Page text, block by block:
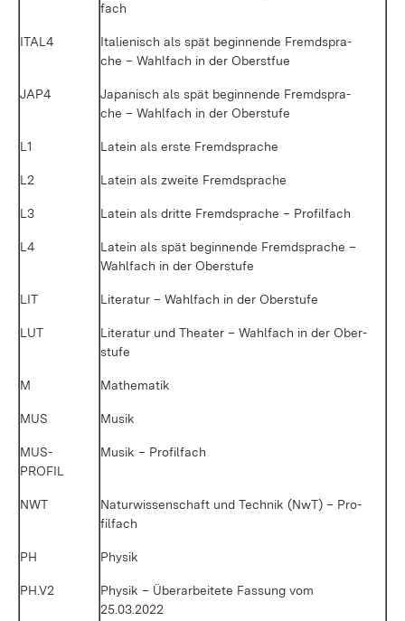
fach
ITAL4
Ita­lie­nisch als spät be­gin­nen­de Fremd­spra­
che – Wahl­fach in der Oberst­fue
JAP4
Ja­pa­nisch als spät be­gin­nen­de Fremd­spra­
che – Wahl­fach in der Ober­stu­fe
L1 La­tein als ers­te Fremd­spra­che
L2 La­tein als zwei­te Fremd­spra­che
L3 La­tein als drit­te Fremd­spra­che – Pro­fil­fach
L4
La­tein als spät be­gin­nen­de Fremd­spra­che –
Wahl­fach in der Ober­stu­fe
LIT Li­te­ra­tur – Wahl­fach in der Ober­stu­fe
LUT
Li­te­ra­tur und Thea­ter – Wahl­fach in der Ober­
stu­fe
M Ma­the­ma­tik
MUS Mu­sik
MUS­
PROFIL
Mu­sik – Pro­fil­fach
NWT
Na­tur­wis­sen­schaft und Tech­nik (NwT) – Pro­
fil­fach
PH Phy­sik
PH.V2
Phy­sik – Über­ar­bei­te­te Fas­sung vom
25.03.2022